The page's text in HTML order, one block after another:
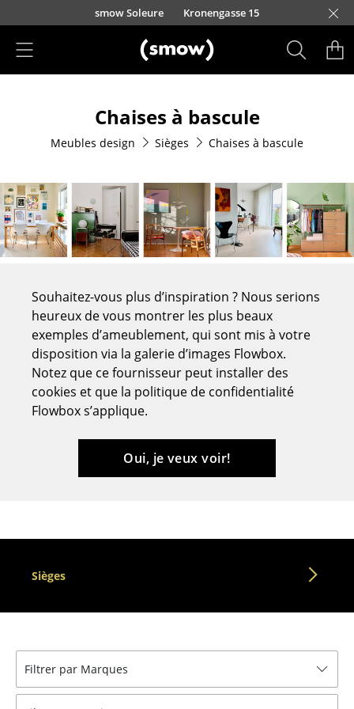
Accéder directement au contenu
smow Soleure Kronengasse 15
Chaises de cuisine & salle à manger
Canapés
Fauteuils
Fauteuils lounge
Chaises cantilever
Chaises et Tabourets de bar
Tabourets
Bancs & Chaises longues
Poufs poires
Pièces détachées
... voir tous les sièges
Chaises à bascule
Meubles design Sièges Chaises à bascule
Souhaitez-vous plus d’inspiration ? Nous serions
heureux de vous montrer les plus beaux
exemples d’ameublement, qui sont mis à votre
disposition via la galerie d’images Flowbox.
Notez que ce fournisseur peut installer des
cookies et que la politique de confidentialité
Flowbox s’applique.
Oui, je veux voir!
Sièges
Filtrer par Marques